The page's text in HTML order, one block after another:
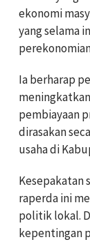
ekonomi
yang selama
Ia berharap
pembiayaan
dirasakan
usaha di
Kesepakatan
raperda ini
politik lokal.
kepentingan